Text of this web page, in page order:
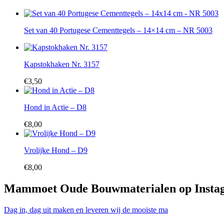
Set van 40 Portugese Cementtegels – 14×14 cm – NR 5003
Kapstokhaken Nr. 3157
€3,50
Hond in Actie – D8
€8,00
Vrolijke Hond – D9
€8,00
Mammoet Oude Bouwmaterialen op
Dag in, dag uit maken en leveren wij de mooiste ma